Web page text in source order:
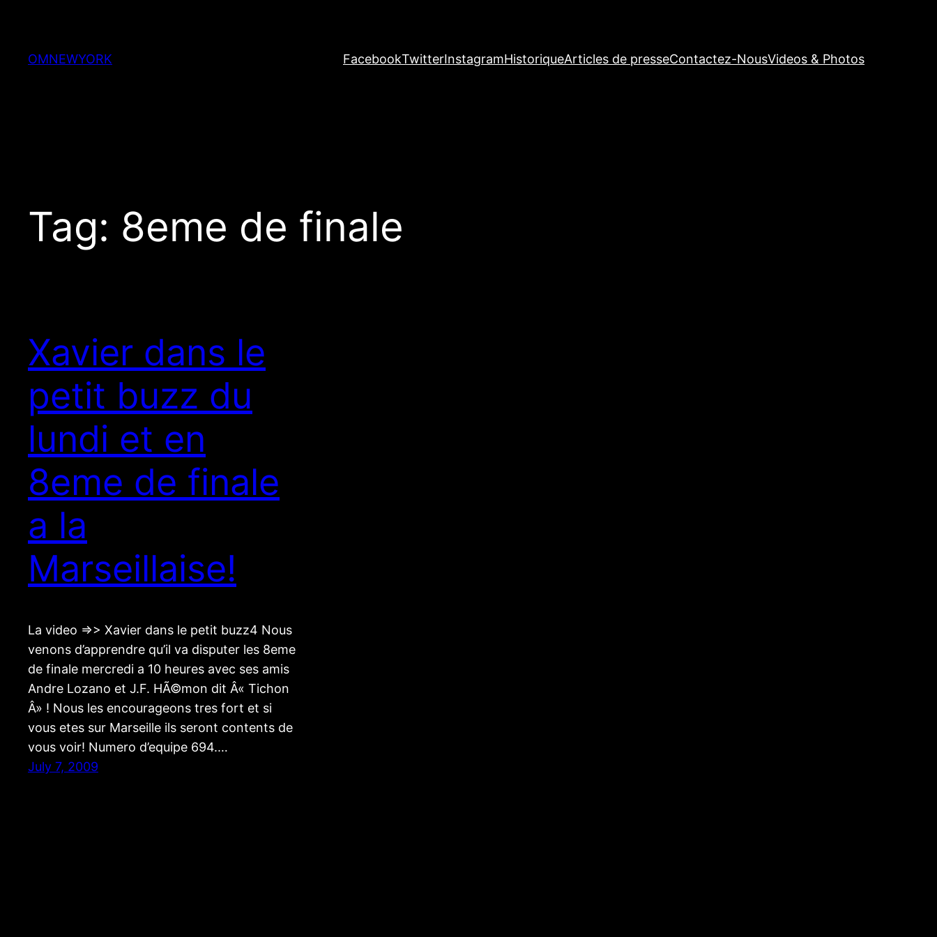
content
OMNEWYORK FacebookTwitterInstagramHistoriqueArticles de presseContactez-NousVideos & Photos
Tag: 8eme de finale
Xavier dans le
petit buzz du
lundi et en
8eme de finale
a la
Marseillaise!
La video =>> Xavier dans le petit buzz4 Nous
venons d’apprendre qu’il va disputer les 8eme
de finale mercredi a 10 heures avec ses amis
Andre Lozano et J.F. HÃ©mon dit Â« Tichon
Â» ! Nous les encourageons tres fort et si
vous etes sur Marseille ils seront contents de
vous voir! Numero d’equipe 694.…
July 7, 2009